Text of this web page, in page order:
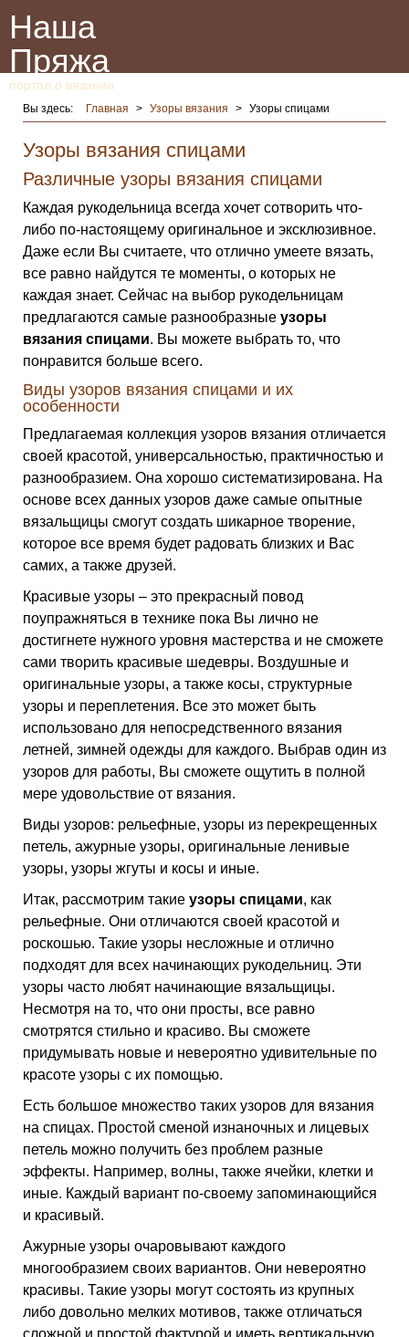
Наша
Пряжа
портал о вязании
Вы здесь: Главная > Узоры вязания > Узоры спицами
Узоры вязания спицами
Различные узоры вязания спицами
Каждая рукодельница всегда хочет сотворить что-
либо по-настоящему оригинальное и эксклюзивное.
Даже если Вы считаете, что отлично умеете вязать,
все равно найдутся те моменты, о которых не
каждая знает. Сейчас на выбор рукодельницам
предлагаются самые разнообразные узоры
вязания спицами. Вы можете выбрать то, что
понравится больше всего.
Виды узоров вязания спицами и их
особенности
Предлагаемая коллекция узоров вязания отличается
своей красотой, универсальностью, практичностью и
разнообразием. Она хорошо систематизирована. На
основе всех данных узоров даже самые опытные
вязальщицы смогут создать шикарное творение,
которое все время будет радовать близких и Вас
самих, а также друзей.
Красивые узоры – это прекрасный повод
поупражняться в технике пока Вы лично не
достигнете нужного уровня мастерства и не сможете
сами творить красивые шедевры. Воздушные и
оригинальные узоры, а также косы, структурные
узоры и переплетения. Все это может быть
использовано для непосредственного вязания
летней, зимней одежды для каждого. Выбрав один из
узоров для работы, Вы сможете ощутить в полной
мере удовольствие от вязания.
Виды узоров: рельефные, узоры из перекрещенных
петель, ажурные узоры, оригинальные ленивые
узоры, узоры жгуты и косы и иные.
Итак, рассмотрим такие узоры спицами, как
рельефные. Они отличаются своей красотой и
роскошью. Такие узоры несложные и отлично
подходят для всех начинающих рукодельниц. Эти
узоры часто любят начинающие вязальщицы.
Несмотря на то, что они просты, все равно
смотрятся стильно и красиво. Вы сможете
придумывать новые и невероятно удивительные по
красоте узоры с их помощью.
Есть большое множество таких узоров для вязания
на спицах. Простой сменой изнаночных и лицевых
петель можно получить без проблем разные
эффекты. Например, волны, также ячейки, клетки и
иные. Каждый вариант по-своему запоминающийся
и красивый.
Ажурные узоры очаровывают каждого
многообразием своих вариантов. Они невероятно
красивы. Такие узоры могут состоять из крупных
либо довольно мелких мотивов, также отличаться
сложной и простой фактурой и иметь вертикальную,